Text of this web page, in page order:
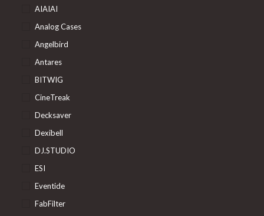
AIAIAI
Analog Cases
Angelbird
Antares
BITWIG
CineTreak
Decksaver
Dexibell
DJ.STUDIO
ESI
Eventide
FabFilter